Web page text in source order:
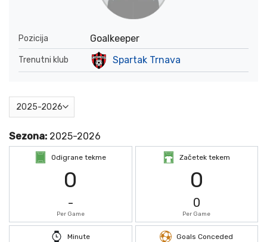
Pozicija Goalkeeper
Trenutni klub Spartak Trnava
Sezona: 2025-2026
Odigrane tekme
0
-
Per Game
Začetek tekem
0
0
Per Game
Minute Goals Conceded